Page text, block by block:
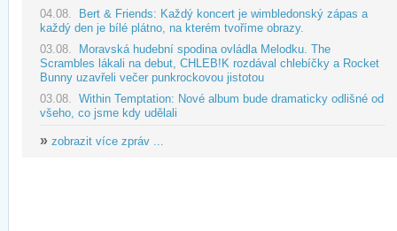
04.08. Bert & Friends: Každý koncert je wimbledonský zápas a
každý den je bílé plátno, na kterém tvoříme obrazy.
03.08. Moravská hudební spodina ovládla Melodku. The
Scrambles lákali na debut, CHLEB!K rozdával chlebíčky a Rocket
Bunny uzavřeli večer punkrockovou jistotou
03.08. Within Temptation: Nové album bude dramaticky odlišné od
všeho, co jsme kdy udělali
» zobrazit více zpráv ...